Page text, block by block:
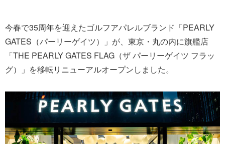
今春で35周年を迎えたゴルフアパレルブランド「PEARLY
GATES（パーリーゲイツ）」が、東京・丸の内に旗艦店
「THE PEARLY GATES FLAG（ザ パーリーゲイツ フラッ
グ）」を移転リニューアルオープンしました。